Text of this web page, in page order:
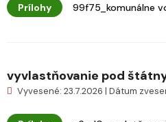
Prílohy 99f75_komunálne
vyvlastňovanie pod
Vyvesené: 23.7.2026 | Dátum